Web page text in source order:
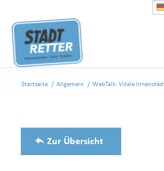
Startseite / Allgemein / WebTalk: Vitale
Zur Übersicht